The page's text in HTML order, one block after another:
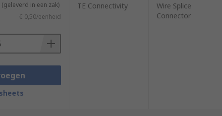
in een zak)
€ 0,50/eenheid
TE Connectivity
Wire Splice
Connector